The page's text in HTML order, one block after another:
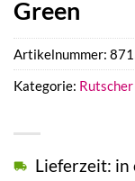
Green
Lieferzeit: in
Artikelnummer:
Kategorie: Rutscher